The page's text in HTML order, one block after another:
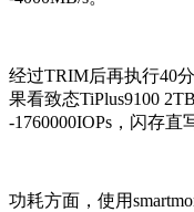
经过TRIM后再执行40
果看致态TiPlus9100
-1760000IOPs，闪存直
功耗方面，使用